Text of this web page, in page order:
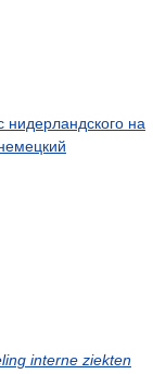
нидерландского на
interne ziekten